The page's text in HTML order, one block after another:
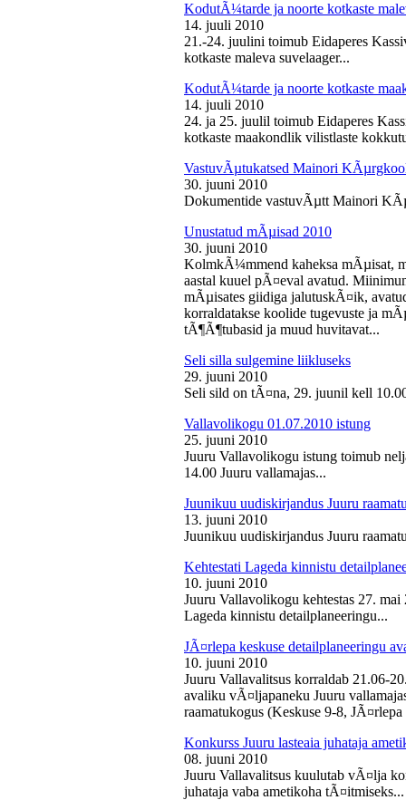
KodutÃ¼tarde ja noorte kotkaste
14. juuli 2010
21.-24. juulini toimub Eidaperes
kotkaste maleva suvelaager...
KodutÃ¼tarde ja noorte kotkaste
14. juuli 2010
24. ja 25. juulil toimub Eidaperes
kotkaste maakondlik vilistlaste
VastuvÃµtukatsed Mainori
30. juuni 2010
Dokumentide vastuvÃµtt Mainori
Unustatud mÃµisad 2010
30. juuni 2010
KolmkÃ¼mmend kaheksa mÃµisat,
aastal kuuel pÃ¤eval avatud.
mÃµisates giidiga jalutuskÃ¤ik,
korraldatakse koolide tugevuste ja
tÃ¶Ã¶tubasid ja muud huvitavat...
Seli silla sulgemine liikluseks
29. juuni 2010
Seli sild on tÃ¤na, 29. juunil kell
Vallavolikogu 01.07.2010 istung
25. juuni 2010
Juuru Vallavolikogu istung toimub
14.00 Juuru vallamajas...
Juunikuu uudiskirjandus Juuru
13. juuni 2010
Juunikuu uudiskirjandus Juuru
Kehtestati Lageda kinnistu
10. juuni 2010
Juuru Vallavolikogu kehtestas 27.
Lageda kinnistu detailplaneeringu...
JÃ¤rlepa keskuse detailplaneeringu
10. juuni 2010
Juuru Vallavalitsus korraldab 21.06-
avaliku vÃ¤ljapaneku Juuru
raamatukogus (Keskuse 9-8,
Konkurss Juuru lasteaia juhataja
08. juuni 2010
Juuru Vallavalitsus kuulutab vÃ¤lja
juhataja vaba ametikoha tÃ¤itmiseks...